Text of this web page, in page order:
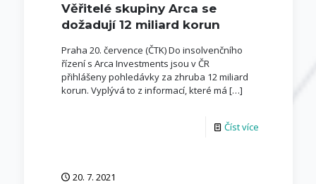
Věřitelé skupiny Arca se
dožadují 12 miliard korun
Praha 20. července (ČTK) Do insolvenčního
řízení s Arca Investments jsou v ČR
přihlášeny pohledávky za zhruba 12 miliard
korun. Vyplývá to z informací, které má […]
Číst více
20. 7. 2021